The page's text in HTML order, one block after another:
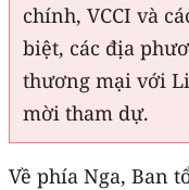
chính, VCCI và
biệt, các địa
thương mại với
mời tham dự.
Về phía Nga, Ban